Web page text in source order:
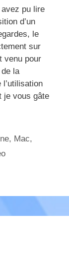
pu lire
d’un
le
sur
venu pour
la
je vous gâte
, Mac,